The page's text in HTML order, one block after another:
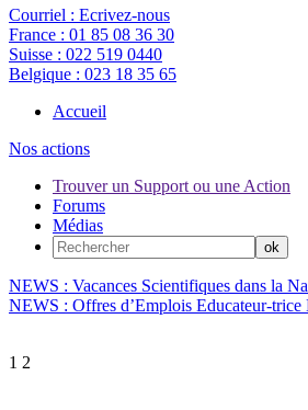
Courriel : Ecrivez-nous
France : 01 85 08 36 30
Suisse : 022 519 0440
Belgique : 023 18 35 65
Accueil
Nos actions
Trouver un Support ou une Action
Forums
Médias
NEWS : Vacances Scientifiques dans la
NEWS : Offres d’Emplois Educateur-trice
1 2